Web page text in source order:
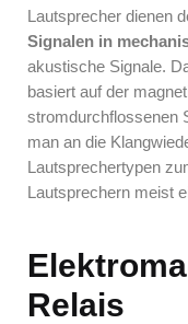
Lautsprecher dienen
Signalen in
akustische Signale.
basiert auf der
stromdurchflossenen
man an die
Lautsprechertypen
Lautsprechern meist
Relais